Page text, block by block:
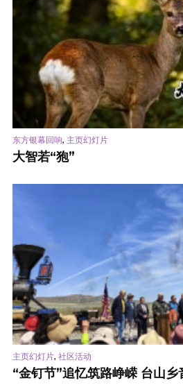
东方银幕回响, 主页幻灯片
大智若“狍”
主页幻灯片, 社区活动
“金钉节”追忆筑路峥嵘 台山